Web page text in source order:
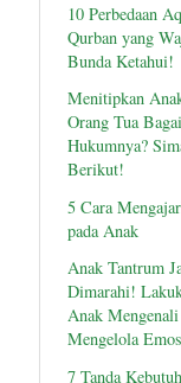
10 Perbedaan
Qurban yang
Bunda Ketahui!
Menitipkan
Orang Tua
Hukumnya?
Berikut!
5 Cara
pada Anak
Anak Tantrum
Dimarahi!
Anak Mengenali
Mengelola
7 Tanda